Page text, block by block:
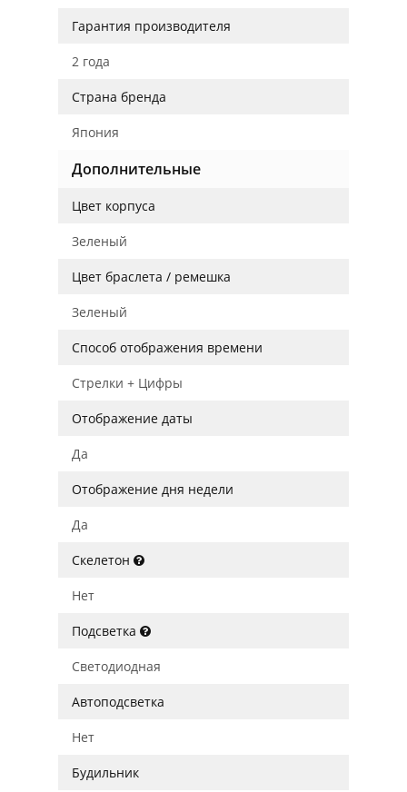
Гарантия производителя
2 года
Страна бренда
Япония
Дополнительные
Цвет корпуса
Зеленый
Цвет браслета / ремешка
Зеленый
Способ отображения времени
Стрелки + Цифры
Отображение даты
Да
Отображение дня недели
Да
Скелетон
Нет
Подсветка
Светодиодная
Автоподсветка
Нет
Будильник